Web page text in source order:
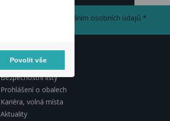
Souhlasím se zpracováním osobních údajů *
PEAL, DOKUMENTY
Bezpečnostní listy
Prohlášení o obalech
Kariéra, volná místa
Aktuality
Povolit vše